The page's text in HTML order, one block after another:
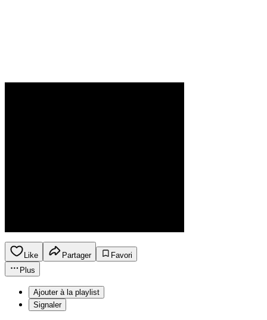
Like Partager
Favori
Plus
Ajouter à la playlist
Signaler